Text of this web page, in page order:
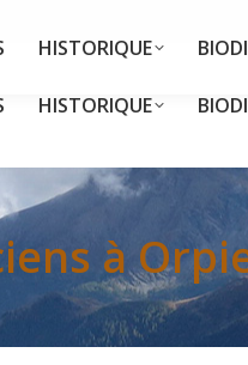
HISTORIQUE
à
HISTORIQUE